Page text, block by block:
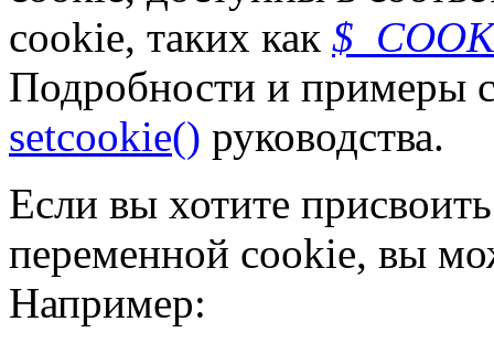
cookie, таких как
Подробности и примеры
setcookie() руководства.
Если вы хотите
переменной cookie, вы
Например: